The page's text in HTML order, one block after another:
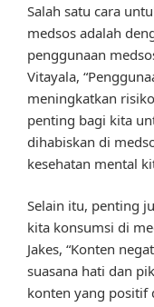
Salah satu cara
medsos adalah
penggunaan
Vitayala,
meningkatkan
penting bagi kita
dihabiskan di
kesehatan mental
Selain itu, penting
kita konsumsi di
Jakes, “Konten
suasana hati dan
konten yang positif